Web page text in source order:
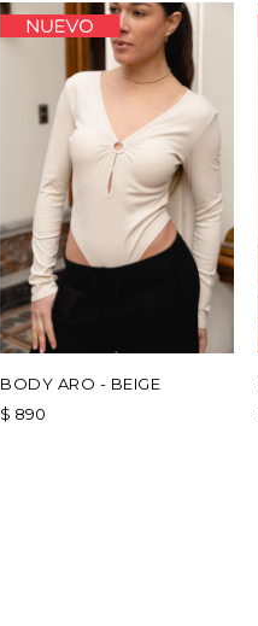
BODY ARO - BEIGE
$ 890